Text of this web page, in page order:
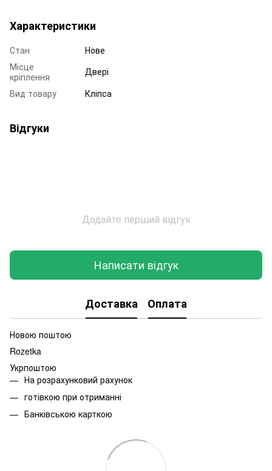
Характеристики
Стан
Нове
Місце
кріплення
Двері
Вид товару
Кліпса
Відгуки
Додайте перший відгук
Написати відгук
Доставка Оплата
Новою поштою
Rozetka
Укрпоштою
На розрахунковий рахунок
готівкою при отриманні
Банківською карткою